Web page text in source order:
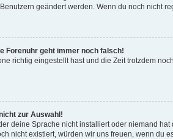
geändert werden. Wenn du noch nicht
Forenuhr geht immer noch falsch!
richtig eingestellt hast und die Zeit trotzdem
zur Auswahl!
deine Sprache nicht installiert oder niemand
nicht existiert, würden wir uns freuen, wenn du